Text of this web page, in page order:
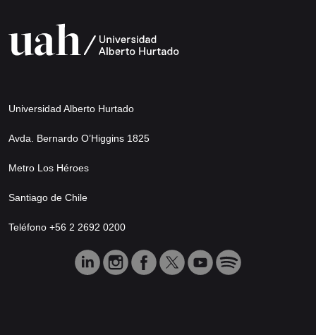
Universidad Alberto Hurtado
Avda. Bernardo O’Higgins 1825
Metro Los Héroes
Santiago de Chile
Teléfono +56 2 2692 0200